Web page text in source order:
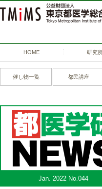
HOME 研究
催し物一覧 都民講座
Jan. 2022 No.044